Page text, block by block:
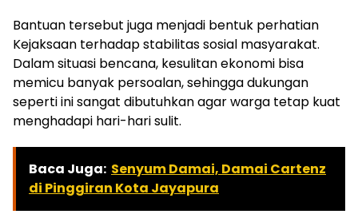
Bantuan tersebut juga menjadi bentuk perhatian
Kejaksaan terhadap stabilitas sosial masyarakat.
Dalam situasi bencana, kesulitan ekonomi bisa
memicu banyak persoalan, sehingga dukungan
seperti ini sangat dibutuhkan agar warga tetap kuat
menghadapi hari-hari sulit.
Baca Juga: Senyum Damai, Damai Cartenz
di Pinggiran Kota Jayapura